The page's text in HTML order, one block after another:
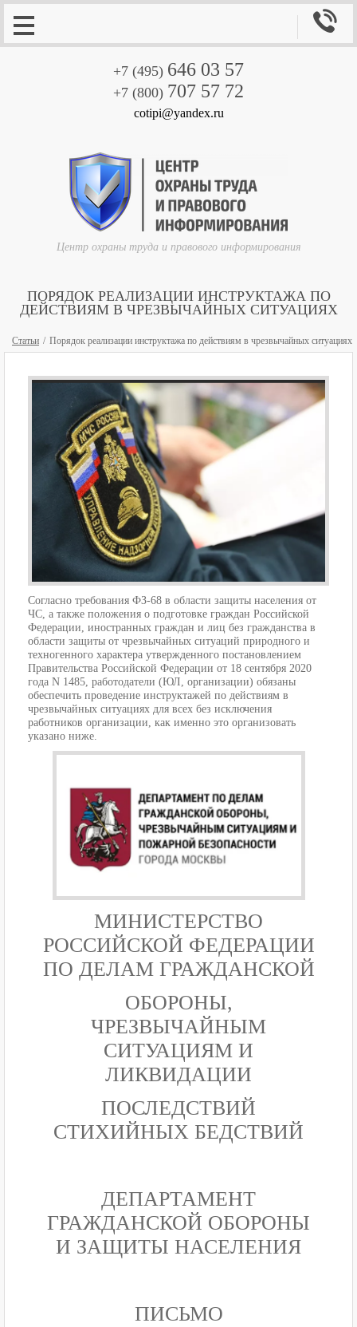
+7 (495) 646 03 57
+7 (800) 707 57 72
cotipi@yandex.ru
Центр охраны труда и правового информирования

ПОРЯДОК РЕАЛИЗАЦИИ ИНСТРУКТАЖА ПО
ДЕЙСТВИЯМ В ЧРЕЗВЫЧАЙНЫХ СИТУАЦИЯХ
Статьи Порядок реализации инструктажа по действиям в чрезвычайных ситуациях
Согласно требования ФЗ-68 в области защиты населения от
ЧС, а также положения о подготовке граждан Российской
Федерации, иностранных граждан и лиц без гражданства в
области защиты от чрезвычайных ситуаций природного и
техногенного характера утвержденного постановлением
Правительства Российской Федерации от 18 сентября 2020
года N 1485, работодатели (ЮЛ, организации) обязаны
обеспечить проведение инструктажей по действиям в
чрезвычайных ситуациях для всех без исключения
работников организации, как именно это организовать
указано ниже.
МИНИСТЕРСТВО
РОССИЙСКОЙ ФЕДЕРАЦИИ
ПО ДЕЛАМ ГРАЖДАНСКОЙ
ОБОРОНЫ,
ЧРЕЗВЫЧАЙНЫМ
СИТУАЦИЯМ И
ЛИКВИДАЦИИ
ПОСЛЕДСТВИЙ
СТИХИЙНЫХ БЕДСТВИЙ
ДЕПАРТАМЕНТ
ГРАЖДАНСКОЙ ОБОРОНЫ
И ЗАЩИТЫ НАСЕЛЕНИЯ
ПИСЬМО